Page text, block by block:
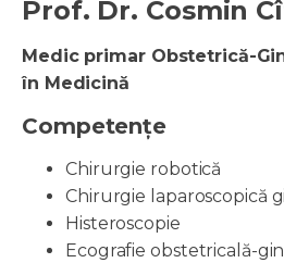
Prof. Dr. Cosmin
Medic primar Obstetrică-
în Medicină
Competențe
Chirurgie robotică
Chirurgie laparoscopică
Histeroscopie
Ecografie obstetricală-